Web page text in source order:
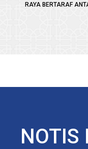
RAYA BERTARAF
NOTIS